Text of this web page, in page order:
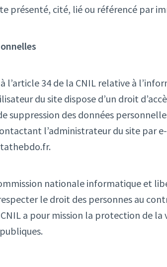
présenté, cité, lié ou référencé par
l’article 34 de la CNIL relative à
du site dispose d’un droit
suppression des données
l’administrateur du site par
nationale informatique et
le droit des personnes au
a pour mission la protection de la